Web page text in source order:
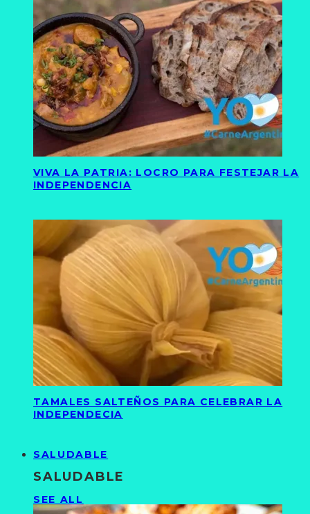
VIVA LA PATRIA: LOCRO PARA FESTEJAR LA
INDEPENDENCIA
TAMALES SALTEÑOS PARA CELEBRAR LA
INDEPENDECIA
SALUDABLE
SALUDABLE
SEE ALL